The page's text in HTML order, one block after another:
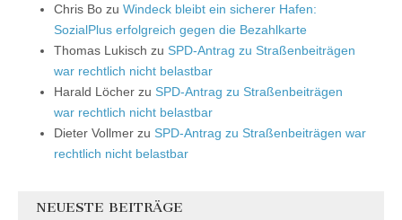
Chris Bo zu Windeck bleibt ein sicherer Hafen:
SozialPlus erfolgreich gegen die Bezahlkarte
Thomas Lukisch zu SPD-Antrag zu Straßenbeiträgen
war rechtlich nicht belastbar
Harald Löcher zu SPD-Antrag zu Straßenbeiträgen
war rechtlich nicht belastbar
Dieter Vollmer zu SPD-Antrag zu Straßenbeiträgen war
rechtlich nicht belastbar
NEUESTE BEITRÄGE